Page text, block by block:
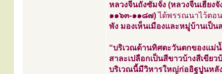
หลวงจีนถังซัมจั๋ง (หลวงจีนเฮียง
๑๑๖๓-๑๑๘๗)ได้พรรณนาไว้ตอ
พัง มองเห็นเมืองและหมู่บ้านเป็น
“บริเวณด้านทิศตะวันตกของแม่
สาละเปลือกเป็นสีขาวบ้างสีเขีย
บริเวณนี้มีวิหารใหญ่ก่ออิฐปูนหลั